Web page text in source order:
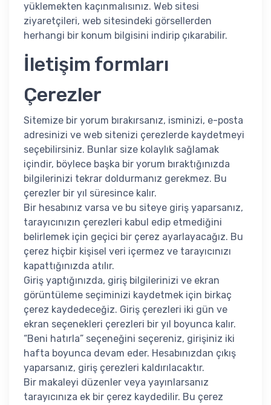
yüklemekten kaçınmalısınız. Web sitesi
ziyaretçileri, web sitesindeki görsellerden
herhangi bir konum bilgisini indirip çıkarabilir.
İletişim formları
Çerezler
Sitemize bir yorum bırakırsanız, isminizi, e-posta
adresinizi ve web sitenizi çerezlerde kaydetmeyi
seçebilirsiniz. Bunlar size kolaylık sağlamak
içindir, böylece başka bir yorum bıraktığınızda
bilgilerinizi tekrar doldurmanız gerekmez. Bu
çerezler bir yıl süresince kalır.
Bir hesabınız varsa ve bu siteye giriş yaparsanız,
tarayıcınızın çerezleri kabul edip etmediğini
belirlemek için geçici bir çerez ayarlayacağız. Bu
çerez hiçbir kişisel veri içermez ve tarayıcınızı
kapattığınızda atılır.
Giriş yaptığınızda, giriş bilgilerinizi ve ekran
görüntüleme seçiminizi kaydetmek için birkaç
çerez kaydedeceğiz. Giriş çerezleri iki gün ve
ekran seçenekleri çerezleri bir yıl boyunca kalır.
“Beni hatırla” seçeneğini seçereniz, girişiniz iki
hafta boyunca devam eder. Hesabınızdan çıkış
yaparsanız, giriş çerezleri kaldırılacaktır.
Bir makaleyi düzenler veya yayınlarsanız
tarayıcınıza ek bir çerez kaydedilir. Bu çerez